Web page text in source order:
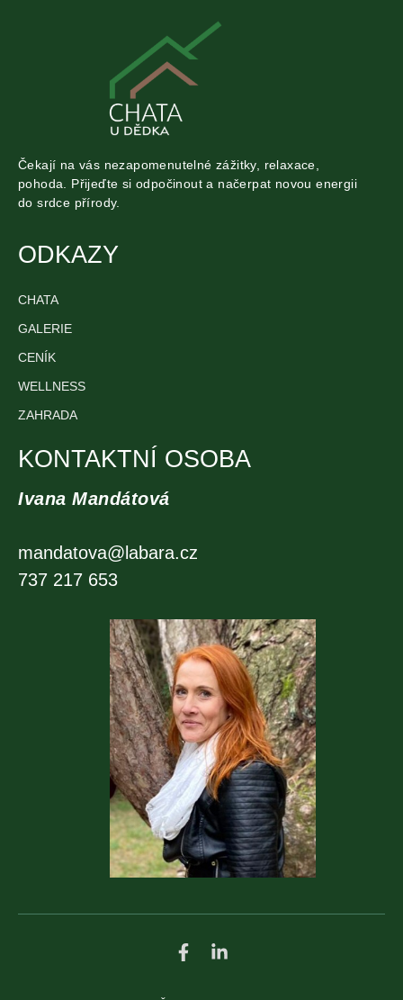
Čekají na vás nezapomenutelné zážitky, relaxace,
pohoda. Přijeďte si odpočinout a načerpat novou energii
do srdce přírody.
ODKAZY
CHATA
GALERIE
CENÍK
WELLNESS
ZAHRADA
KONTAKTNÍ OSOBA
Ivana Mandátová
mandatova@labara.cz
737 217 653